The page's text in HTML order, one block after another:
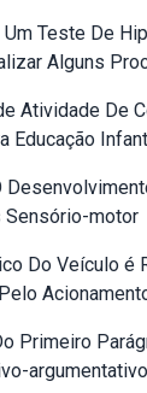
Teste De
Alguns
Atividade De
Educação
Sensório-motor
Do Veículo é
Primeiro
argumentativo